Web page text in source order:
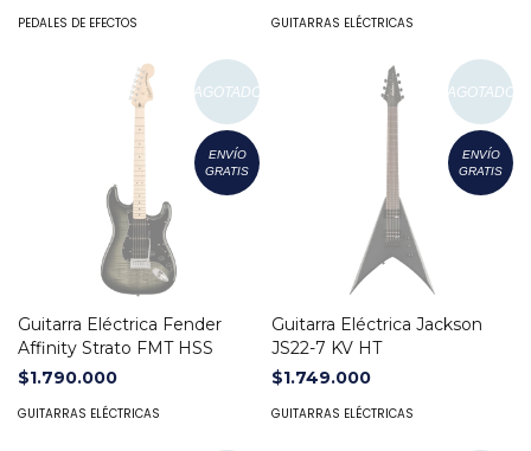
PEDALES DE EFECTOS GUITARRAS ELÉCTRICAS
AGOTADO
ENVÍO
GRATIS
Guitarra Eléctrica Fender
Affinity Strato FMT HSS
$1.790.000
GUITARRAS ELÉCTRICAS
AGOTADO
ENVÍO
GRATIS
Guitarra Eléctrica Jackson
JS22-7 KV HT
$1.749.000
GUITARRAS ELÉCTRICAS